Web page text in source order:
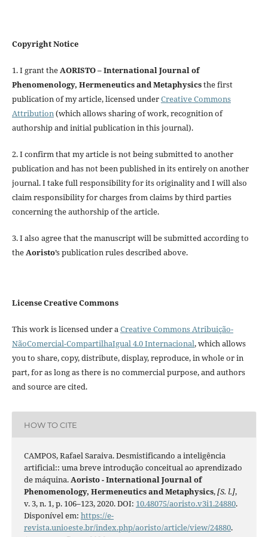
Copyright Notice
1. I grant theAORISTO – International Journal of
Phenomenology, Hermeneutics and Metaphysicsthe first
publication of my article, licensed underCreative Commons
Attribution(which allows sharing of work, recognition of
authorship and initial publication in this journal).
2. I confirm that my article is not being submitted to another
publication and has not been published in its entirely on another
journal. I take full responsibility for its originality and I will also
claim responsibility for charges from claims by third parties
concerning the authorship of the article.
3. I also agree that the manuscript will be submitted according to
theAoristo’s publication rules described above.
License Creative Commons
This work is licensed under aCreative Commons Atribuição-
NãoComercial-CompartilhaIgual 4.0 Internacional, which allows
you to share, copy, distribute, display, reproduce, in whole or in
part, for as long as there is no commercial purpose, and authors
and source are cited.
HOW TO CITE
CAMPOS, Rafael Saraiva. Desmistificando a inteligência
artificial:: uma breve introdução conceitual ao aprendizado
de máquina.Aoristo - International Journal of
Phenomenology, Hermeneutics and Metaphysics,[S. l.],
v. 3, n. 1, p. 106–123, 2020. DOI: 10.48075/aoristo.v3i1.24880.
Disponível em: https://e-
revista.unioeste.br/index.php/aoristo/article/view/24880.